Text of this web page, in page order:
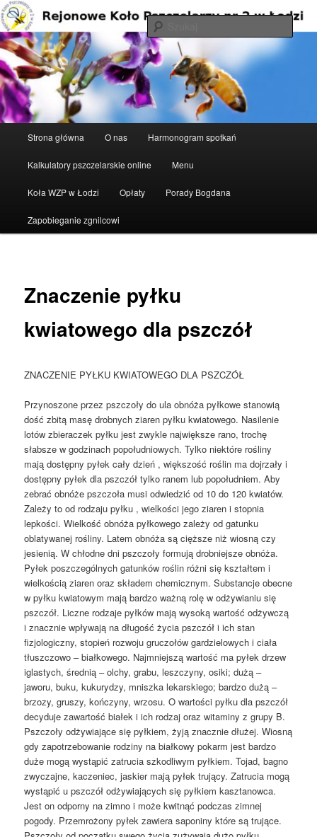
Przeskocz
do
tekstu
Rejonowe Koło Pszczelarzy nr 2 w
Łodzi
Strona główna O nas Harmonogram spotkań
Kalkulatory pszczelarskie online Menu
Koła WZP w Łodzi Opłaty Porady Bogdana
Zapobieganie zgnilcowi
Znaczenie pyłku
kwiatowego dla pszczół
ZNACZENIE PYŁKU KWIATOWEGO DLA PSZCZÓŁ
Przynoszone przez pszczoły do ula obnóża pyłkowe stanowią
dość zbitą masę drobnych ziaren pyłku kwiatowego. Nasilenie
lotów zbieraczek pyłku jest zwykle największe rano, trochę
słabsze w godzinach popołudniowych. Tylko niektóre rośliny
mają dostępny pyłek cały dzień , większość roślin ma dojrzały i
dostępny pyłek dla pszczół tylko ranem lub popołudniem. Aby
zebrać obnóże pszczoła musi odwiedzić od 10 do 120 kwiatów.
Zależy to od rodzaju pyłku , wielkości jego ziaren i stopnia
lepkości. Wielkość obnóża pyłkowego zależy od gatunku
oblatywanej rośliny. Latem obnóża są cięższe niż wiosną czy
jesienią. W chłodne dni pszczoły formują drobniejsze obnóża.
Pyłek poszczególnych gatunków roślin różni się kształtem i
wielkością ziaren oraz składem chemicznym. Substancje obecne
w pyłku kwiatowym mają bardzo ważną rolę w odżywianiu się
pszczół. Liczne rodzaje pyłków mają wysoką wartość odżywczą
i znacznie wpływają na długość życia pszczół i ich stan
fizjologiczny, stopień rozwoju gruczołów gardzielowych i ciała
tłuszczowo – białkowego. Najmniejszą wartość ma pyłek drzew
iglastych, średnią – olchy, grabu, leszczyny, osiki; dużą –
jaworu, buku, kukurydzy, mniszka lekarskiego; bardzo dużą –
brzozy, gruszy, kończyny, wrzosu. O wartości pyłku dla pszczół
decyduje zawartość białek i ich rodzaj oraz witaminy z grupy B.
Pszczoły odżywiające się pyłkiem, żyją znacznie dłużej. Wiosną
gdy zapotrzebowanie rodziny na białkowy pokarm jest bardzo
duże mogą wystąpić zatrucia szkodliwym pyłkiem. Tojad, bagno
zwyczajne, kaczeniec, jaskier mają pyłek trujący. Zatrucia mogą
wystąpić u pszczół odżywiających się pyłkiem kasztanowca.
Jest on odporny na zimno i może kwitnąć podczas zimnej
pogody. Przemrożony pyłek zawiera saponiny które są trujące.